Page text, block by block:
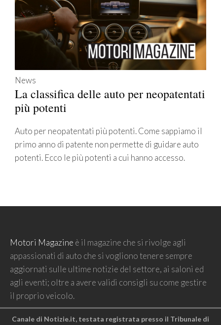
News
La classifica delle auto per neopatentati
più potenti
Auto per neopatentati più potenti. Come sappiamo il
primo anno di patente non permette di guidare auto
potenti. Ecco le più potenti a cui hanno accesso.
Motori Magazine è il magazine che si rivolge agli
appassionati di auto che si vogliono tenere sempre
aggiornati sulle ultime notizie del settore, ai saloni ed
agli eventi; oltre a avere validi consigli su come gestire
il proprio veicolo.
Canale di Notizie.it, testata registrata presso il Tribunale di